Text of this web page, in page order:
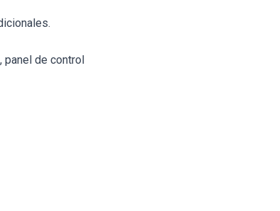
de control